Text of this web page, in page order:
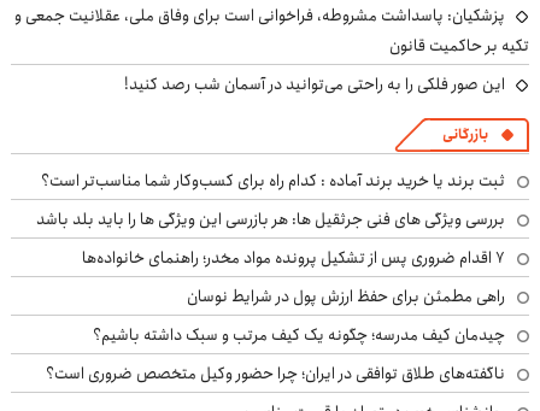
پزشکیان: پاسداشت مشروطه، فراخوانی است برای وفاق ملی، عقلانیت جمعی و
تکیه بر حاکمیت قانون
این صور فلکی را به راحتی می‌توانید در آسمان شب رصد کنید!
بازرگانی
ثبت برند یا خرید برند آماده : کدام راه برای کسب‌وکار شما مناسب‌تر است؟
بررسی ویژگی های فنی جرثقیل ها: هر بازرسی این ویژگی ها را باید بلد باشد
۷ اقدام ضروری پس از تشکیل پرونده مواد مخدر؛ راهنمای خانواده‌ها
راهی مطمئن برای حفظ ارزش پول در شرایط نوسان
چیدمان کیف مدرسه؛ چگونه یک کیف مرتب و سبک داشته باشیم؟
ناگفته‌های طلاق توافقی در ایران؛ چرا حضور وکیل متخصص ضروری است؟